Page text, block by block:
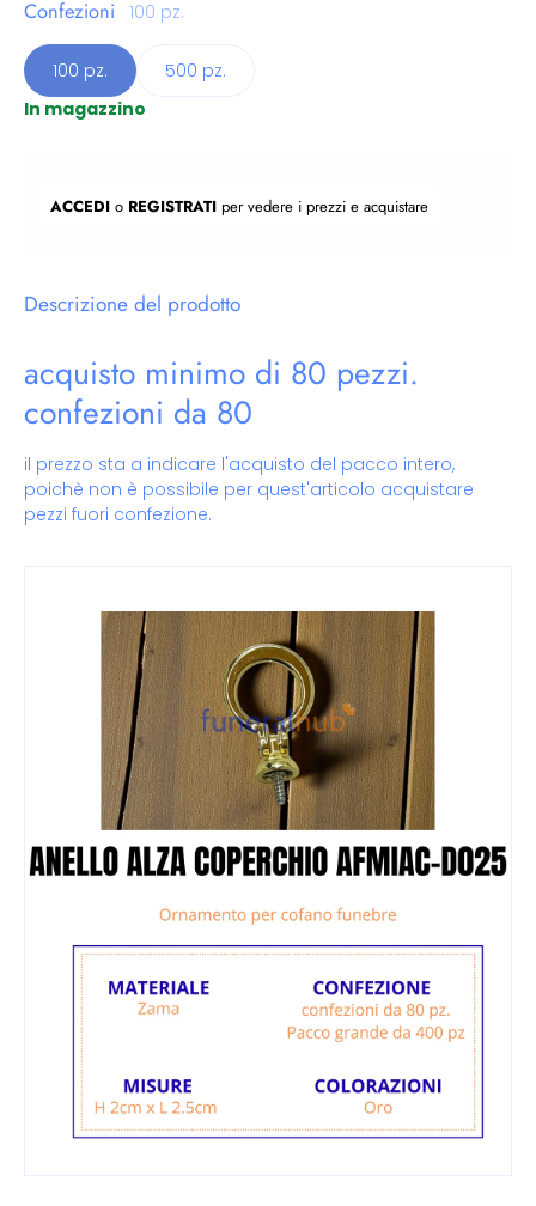
Confezioni 100 pz.
100 pz.
500 pz.
In magazzino
ACCEDI o REGISTRATI per vedere i prezzi e acquistare
Descrizione del prodotto
acquisto minimo di 80 pezzi.
confezioni da 80
il prezzo sta a indicare l'acquisto del pacco intero,
poichè non è possibile per quest'articolo acquistare
pezzi fuori confezione.